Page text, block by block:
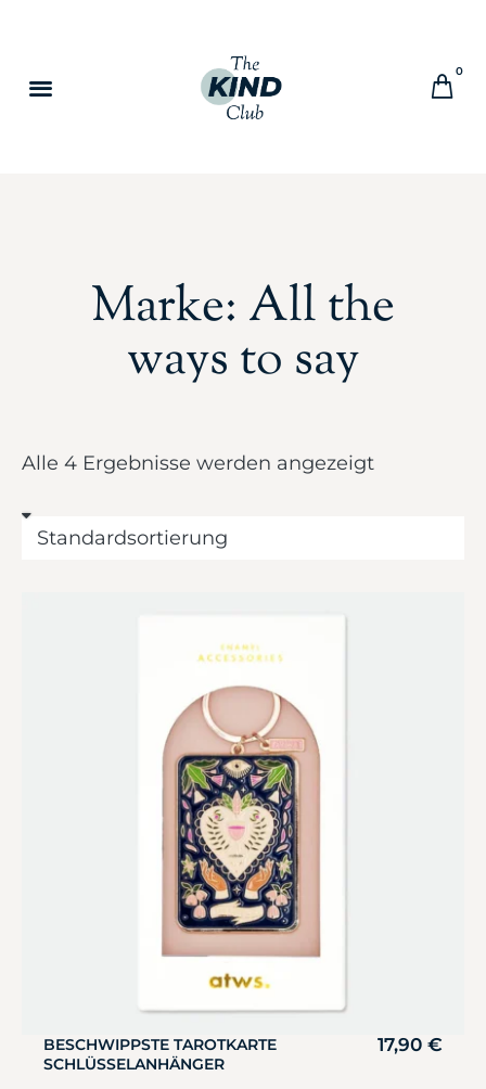
0
Marke: All the
ways to say
Alle 4 Ergebnisse werden angezeigt
BESCHWIPPSTE TAROTKARTE
SCHLÜSSELANHÄNGER
17,90 €